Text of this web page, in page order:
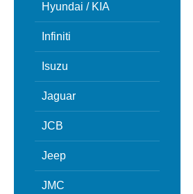
Hyundai / KIA
Infiniti
Isuzu
Jaguar
JCB
Jeep
JMC